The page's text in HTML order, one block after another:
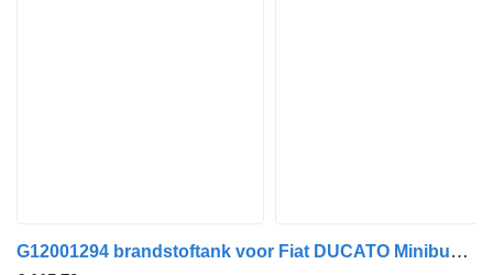
G12001294 brandstoftank voor Fiat DUCATO Minibus / passenger (250_, 290_) auto